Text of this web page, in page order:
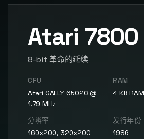
Atari 7800
8-bit 革命的延续
CPU
Atari SALLY 6502C @
1.79 MHz
RAM
4 KB RAM
分辨率
160x200, 320x200
发行年份
1986